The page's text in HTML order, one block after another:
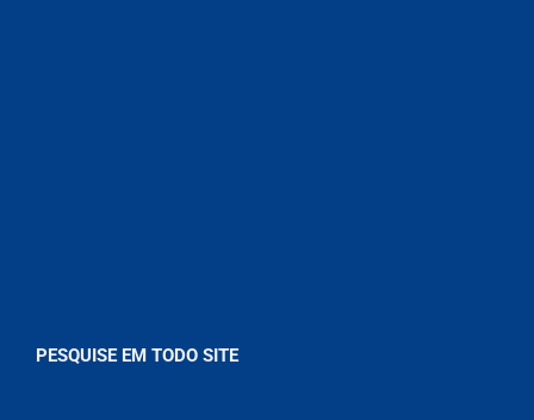
PESQUISE EM TODO SITE